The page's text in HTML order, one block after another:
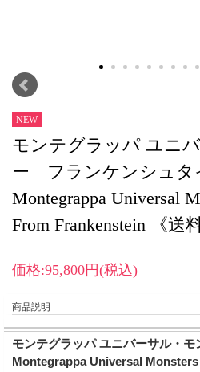
NEW
モンテグラッパ ユニ
ー フランケンシュタ
Montegrappa Universal
From Frankenstein 《送
価格:95,800円(税込)
商品説明
モンテグラッパ ユニバーサル・モ
Montegrappa Universal